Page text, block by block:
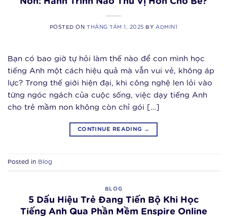
POSTED ONTHÁNG TÁM 1, 2025 BY ADMIN1
Bạn có bao giờ tự hỏi làm thế nào để con mình học
tiếng Anh một cách hiệu quả mà vẫn vui vẻ, không áp
lực? Trong thế giới hiện đại, khi công nghệ len lỏi vào
từng ngóc ngách của cuộc sống, việc dạy tiếng Anh
cho trẻ mầm non không còn chỉ gói […]
CONTINUE READING →
Posted in Blog
BLOG
5 Dấu Hiệu Trẻ Đang Tiến Bộ Khi Học
Tiếng Anh Qua Phần Mềm Enspire Online